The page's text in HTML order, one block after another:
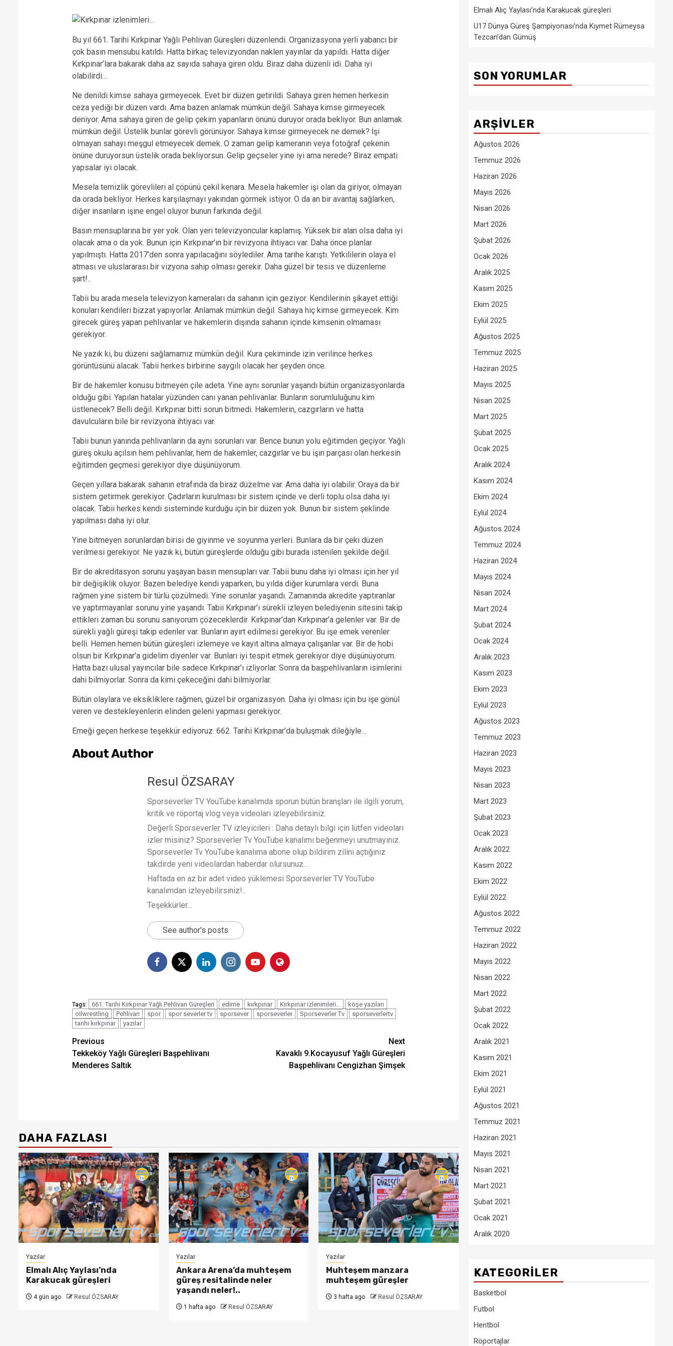
Bu yıl 661. Tarihi Kırkpınar Yağlı Pehlivan Güreşleri düzenlendi. Organizasyona yerli yabancı bir
çok basın mensubu katıldı. Hatta birkaç televizyondan naklen yayınlar da yapıldı. Hatta diğer
Kırkpınar’lara bakarak daha az sayıda sahaya giren oldu. Biraz daha düzenli idi. Daha iyi
olabilirdi…
Ne denildi kimse sahaya girmeyecek. Evet bir düzen getirildi. Sahaya giren hemen herkesin
ceza yediği bir düzen vardı. Ama bazen anlamak mümkün değil. Sahaya kimse girmeyecek
deniyor. Ama sahaya giren de gelip çekim yapanların önünü duruyor orada bekliyor. Bun anlamak
mümkün değil. Üstelik bunlar görevli görünüyor. Sahaya kimse girmeyecek ne demek? İşi
olmayan sahayı meşgul etmeyecek demek. O zaman gelip kameranın veya fotoğraf çekenin
önüne duruyorsun üstelik orada bekliyorsun. Gelip geçseler yine iyi ama nerede? Biraz empati
yapsalar iyi olacak.
Mesela temizlik görevlileri al çöpünü çekil kenara. Mesela hakemler işi olan da giriyor, olmayan
da orada bekliyor. Herkes karşılaşmayı yakından görmek istiyor. O da an bir avantaj sağlarken,
diğer insanların işine engel oluyor bunun farkında değil.
Basın mensuplarına bir yer yok. Olan yeri televizyoncular kaplamış. Yüksek bir alan olsa daha iyi
olacak ama o da yok. Bunun için Kırkpınar’ın bir revizyona ihtiyacı var. Daha önce planlar
yapılmıştı. Hatta 2017’den sonra yapılacağını söylediler. Ama tarihe karıştı. Yetkililerin olaya el
atması ve uluslararası bir vizyona sahip olması gerekir. Daha güzel bir tesis ve düzenleme
şart!..
Tabii bu arada mesela televizyon kameraları da sahanın için geziyor. Kendilerinin şikayet ettiği
konuları kendileri bizzat yapıyorlar. Anlamak mümkün değil. Sahaya hiç kimse girmeyecek. Kim
girecek güreş yapan pehlivanlar ve hakemlerin dışında sahanın içinde kimsenin olmaması
gerekiyor.
Ne yazık ki, bu düzeni sağlamamız mümkün değil. Kura çekiminde izin verilince herkes
görüntüsünü alacak. Tabii herkes birbirine saygılı olacak her şeyden önce.
Bir de hakemler konusu bitmeyen çile adeta. Yine aynı sorunlar yaşandı bütün organizasyonlarda
olduğu gibi. Yapılan hatalar yüzünden canı yanan pehlivanlar. Bunların sorumluluğunu kim
üstlenecek? Belli değil. Kırkpınar bitti sorun bitmedi. Hakemlerin, cazgırların ve hatta
davulcuların bile bir revizyona ihtiyacı var.
Tabii bunun yanında pehlivanların da aynı sorunları var. Bence bunun yolu eğitimden geçiyor. Yağlı
güreş okulu açılsın hem pehlivanlar, hem de hakemler, cazgırlar ve bu işin parçası olan herkesin
eğitimden geçmesi gerekiyor diye düşünüyorum.
Geçen yıllara bakarak sahanın etrafında da biraz düzelme var. Ama daha iyi olabilir. Oraya da bir
sistem getirmek gerekiyor. Çadırların kurulması bir sistem içinde ve derli toplu olsa daha iyi
olacak. Tabii herkes kendi sisteminde kurduğu için bir düzen yok. Bunun bir sistem şeklinde
yapılması daha iyi olur.
Yine bitmeyen sorunlardan birisi de giyinme ve soyunma yerleri. Bunlara da bir çeki düzen
verilmesi gerekiyor. Ne yazık ki, bütün güreşlerde olduğu gibi burada istenilen şekilde değil.
Bir de akreditasyon sorunu yaşayan basın mensupları var. Tabii bunu daha iyi olması için her yıl
bir değişiklik oluyor. Bazen belediye kendi yaparken, bu yılda diğer kurumlara verdi. Buna
rağmen yine sistem bir türlü çözülmedi. Yine sorunlar yaşandı. Zamanında akredite yaptıranlar
ve yaptırmayanlar sorunu yine yaşandı. Tabii Kırkpınar’ı sürekli izleyen belediyenin sitesini takip
ettikleri zaman bu sorunu sanıyorum çözeceklerdir. Kırkpınar’dan Kırkpınar’a gelenler var. Bir de
sürekli yağlı güreşi takip edenler var. Bunların ayırt edilmesi gerekiyor. Bu işe emek verenler
belli. Hemen hemen bütün güreşleri izlemeye ve kayıt altına almaya çalışanlar var. Bir de hobi
olsun bir Kırkpınar’a gidelim diyenler var. Bunları iyi tespit etmek gerekiyor diye düşünüyorum.
Hatta bazı ulusal yayıncılar bile sadece Kırkpınar’ı izliyorlar. Sonra da başpehlivanların isimlerini
dahi bilmiyorlar. Sonra da kimi çekeceğini dahi bilmiyorlar.
Bütün olaylara ve eksikliklere rağmen, güzel bir organizasyon. Daha iyi olması için bu işe gönül
veren ve destekleyenlerin elinden geleni yapması gerekiyor.
Emeği geçen herkese teşekkür ediyoruz. 662. Tarihi Kırkpınar’da buluşmak dileğiyle…
About Author
Resul ÖZSARAY
Sporseverler TV YouTube kanalımda sporun bütün branşları ile ilgili yorum,
kritik ve röportaj vlog veya videoları izleyebilirsiniz.
Değerli Sporseverler TV izleyicileri : Daha detaylı bilgi için lütfen videoları
izler misiniz? Sporseverler Tv YouTube kanalımı beğenmeyi unutmayınız.
Sporseverler Tv YouTube kanalıma abone olup bildirim zilini açtığınız
takdirde yeni videolardan haberdar olursunuz…
Haftada en az bir adet video yüklemesi Sporseverler TV YouTube
kanalımdan izleyebilirsiniz!..
Teşekkürler…
See author's posts
Tags: 661. Tarihi Kırkpınar Yağlı Pehlivan Güreşleri edirne kırkpınar Kırkpınar izlenimleri…
köşe yazıları
oilwrestling
Pehlivan spor spor severler tv sporsever sporseverler Sporseverler Tv
sporseverlertv
tarihi kırkpınar
yazılar
Post
navigation
Previous
Tekkeköy Yağlı Güreşleri Başpehlivanı
Menderes Saltık
Next
Kavaklı 9.Kocayusuf Yağlı Güreşleri
Başpehlivanı Cengizhan Şimşek
DAHA FAZLASI
Yazılar
Elmalı Alıç Yaylası’nda
Karakucak güreşleri
4 gün ago Resul ÖZSARAY
Yazılar
Ankara Arena’da muhteşem
güreş resitalinde neler
yaşandı neler!..
1 hafta ago Resul ÖZSARAY
Yazılar
Muhteşem manzara
muhteşem güreşler
3 hafta ago Resul ÖZSARAY
Elmalı Alıç Yaylası’nda Karakucak güreşleri
U17 Dünya Güreş Şampiyonası’nda Kıymet Rümeysa
Tezcan’dan Gümüş
SON YORUMLAR
ARŞIVLER
Ağustos 2026
Temmuz 2026
Haziran 2026
Mayıs 2026
Nisan 2026
Mart 2026
Şubat 2026
Ocak 2026
Aralık 2025
Kasım 2025
Ekim 2025
Eylül 2025
Ağustos 2025
Temmuz 2025
Haziran 2025
Mayıs 2025
Nisan 2025
Mart 2025
Şubat 2025
Ocak 2025
Aralık 2024
Kasım 2024
Ekim 2024
Eylül 2024
Ağustos 2024
Temmuz 2024
Haziran 2024
Mayıs 2024
Nisan 2024
Mart 2024
Şubat 2024
Ocak 2024
Aralık 2023
Kasım 2023
Ekim 2023
Eylül 2023
Ağustos 2023
Temmuz 2023
Haziran 2023
Mayıs 2023
Nisan 2023
Mart 2023
Şubat 2023
Ocak 2023
Aralık 2022
Kasım 2022
Ekim 2022
Eylül 2022
Ağustos 2022
Temmuz 2022
Haziran 2022
Mayıs 2022
Nisan 2022
Mart 2022
Şubat 2022
Ocak 2022
Aralık 2021
Kasım 2021
Ekim 2021
Eylül 2021
Ağustos 2021
Temmuz 2021
Haziran 2021
Mayıs 2021
Nisan 2021
Mart 2021
Şubat 2021
Ocak 2021
Aralık 2020
KATEGORILER
Basketbol
Futbol
Hentbol
Röportajlar